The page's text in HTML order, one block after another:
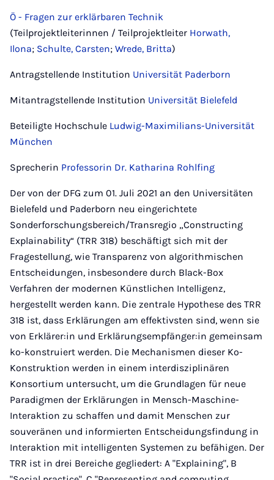
Ö - Fragen zur erklärbaren Technik
(Teilprojektleiterinnen / Teilprojektleiter Horwath,
Ilona; Schulte, Carsten; Wrede, Britta)
Antragstellende Institution Universität Paderborn
Mitantragstellende Institution Universität Bielefeld
Beteiligte Hochschule Ludwig-Maximilians-Universität
München
Sprecherin Professorin Dr. Katharina Rohlfing
Der von der DFG zum 01. Juli 2021 an den Universitäten
Bielefeld und Paderborn neu eingerichtete
Sonderforschungsbereich/Transregio „Constructing
Explainability“ (TRR 318) beschäftigt sich mit der
Fragestellung, wie Transparenz von algorithmischen
Entscheidungen, insbesondere durch Black-Box
Verfahren der modernen Künstlichen Intelligenz,
hergestellt werden kann. Die zentrale Hypothese des TRR
318 ist, dass Erklärungen am effektivsten sind, wenn sie
von Erklärer:in und Erklärungsempfänger:in gemeinsam
ko-konstruiert werden. Die Mechanismen dieser Ko-
Konstruktion werden in einem interdisziplinären
Konsortium untersucht, um die Grundlagen für neue
Paradigmen der Erklärungen in Mensch-Maschine-
Interaktion zu schaffen und damit Menschen zur
souveränen und informierten Entscheidungsfindung in
Interaktion mit intelligenten Systemen zu befähigen. Der
TRR ist in drei Bereiche gegliedert: A "Explaining", B